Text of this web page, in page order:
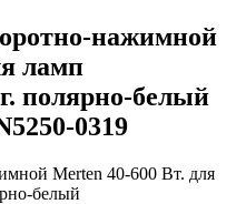
нажимной
ламп
полярно-белый
0319
Merten 40-600 Вт. для
белый